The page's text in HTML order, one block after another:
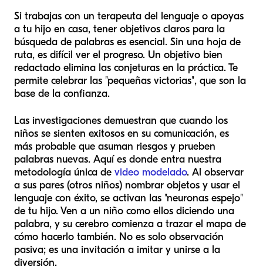
Si trabajas con un terapeuta del lenguaje o apoyas
a tu hijo en casa, tener objetivos claros para la
búsqueda de palabras es esencial. Sin una hoja de
ruta, es difícil ver el progreso. Un objetivo bien
redactado elimina las conjeturas en la práctica. Te
permite celebrar las "pequeñas victorias", que son la
base de la confianza.
Las investigaciones demuestran que cuando los
niños se sienten exitosos en su comunicación, es
más probable que asuman riesgos y prueben
palabras nuevas. Aquí es donde entra nuestra
metodología única de video modelado. Al observar
a sus pares (otros niños) nombrar objetos y usar el
lenguaje con éxito, se activan las "neuronas espejo"
de tu hijo. Ven a un niño como ellos diciendo una
palabra, y su cerebro comienza a trazar el mapa de
cómo hacerlo también. No es solo observación
pasiva; es una invitación a imitar y unirse a la
diversión.